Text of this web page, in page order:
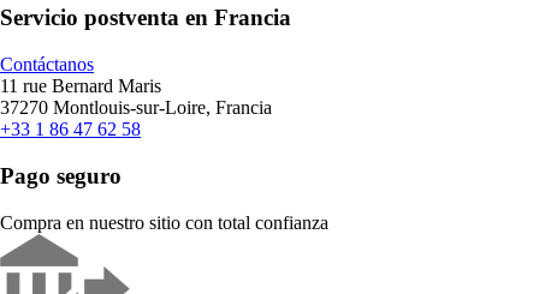
Servicio postventa en Francia
Contáctanos
11 rue Bernard Maris
37270 Montlouis-sur-Loire, Francia
+33 1 86 47 62 58
Pago seguro
Compra en nuestro sitio con total confianza